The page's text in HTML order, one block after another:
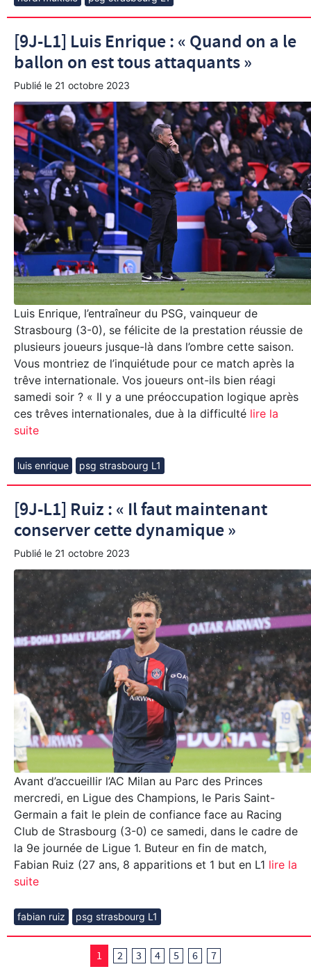
[9J-L1] Luis Enrique : « Quand on a le
ballon on est tous attaquants »
Publié le 21 octobre 2023
Luis Enrique, l’entraîneur du PSG, vainqueur de
Strasbourg (3-0), se félicite de la prestation réussie de
plusieurs joueurs jusque-là dans l’ombre cette saison.
Vous montriez de l’inquiétude pour ce match après la
trêve internationale. Vos joueurs ont-ils bien réagi
samedi soir ? « Il y a une préoccupation logique après
ces trêves internationales, due à la difficulté lire la
suite
luis enrique psg strasbourg L1
[9J-L1] Ruiz : « Il faut maintenant
conserver cette dynamique »
Publié le 21 octobre 2023
Avant d’accueillir l’AC Milan au Parc des Princes
mercredi, en Ligue des Champions, le Paris Saint-
Germain a fait le plein de confiance face au Racing
Club de Strasbourg (3-0) ce samedi, dans le cadre de
la 9e journée de Ligue 1. Buteur en fin de match,
Fabian Ruiz (27 ans, 8 apparitions et 1 but en L1 lire la
suite
fabian ruiz psg strasbourg L1
1 2 3 4 5 6 7